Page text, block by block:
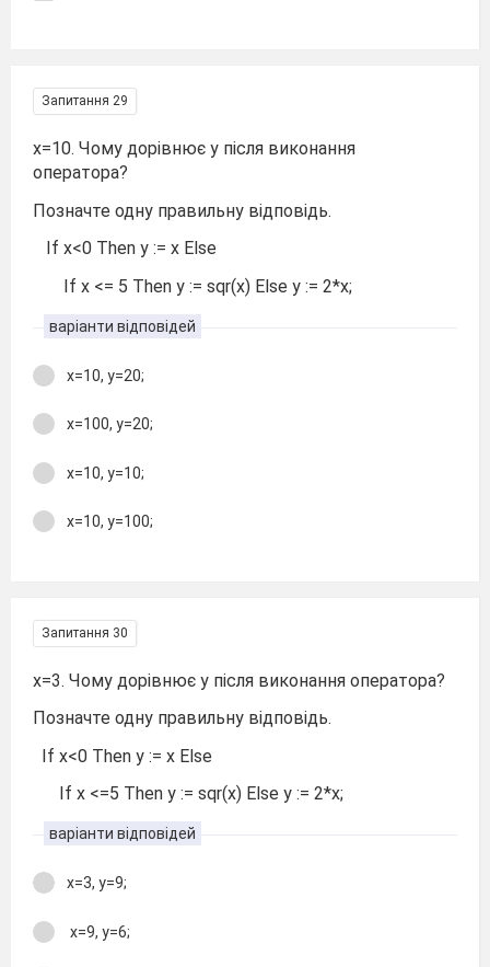
Запитання 29
x=10. Чому дорівнює y після виконання
оператора?
Позначте одну правильну відповідь.
If x<0 Тhen y := x Else
If x <= 5 Then y := sqr(x) Else y := 2*x;
варіанти відповідей
x=10, y=20;
x=100, y=20;
x=10, y=10;
x=10, y=100;
Запитання 30
x=3. Чому дорівнює y після виконання оператора?
Позначте одну правильну відповідь.
If x<0 Тhen y := x Else
If x <=5 Then y := sqr(x) Else y := 2*x;
варіанти відповідей
x=3, y=9;
x=9, y=6;